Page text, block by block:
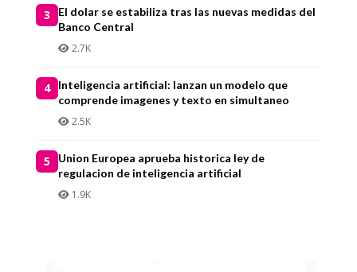
3
El dolar se estabiliza tras las nuevas medidas del
Banco Central
2.7K
4
Inteligencia artificial: lanzan un modelo que
comprende imagenes y texto en simultaneo
2.5K
5
Union Europea aprueba historica ley de
regulacion de inteligencia artificial
1.9K